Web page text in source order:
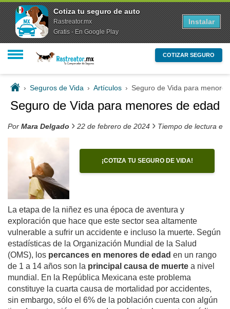
COTIZAR SEGURO
› Seguros de Vida › Artículos › Seguro de Vida para
Seguro de Vida para menores de edad
Por Mara Delgado › 22 de febrero de 2024 › Tiempo de lectura
¡COTIZA TU SEGURO DE VIDA!
La etapa de la niñez es una época de aventura y
exploración que hace que este sector sea altamente
vulnerable a sufrir un accidente e incluso la muerte. Según
estadísticas de la Organización Mundial de la Salud
(OMS), los percances en menores de edad en un rango
de 1 a 14 años son la principal causa de muerte a nivel
mundial. En la República Mexicana este problema
constituye la cuarta causa de mortalidad por accidentes,
sin embargo, sólo el 6% de la población cuenta con algún
Cotiza tu seguro de auto
Rastreator.mx
Gratis - En Google Play
Instalar